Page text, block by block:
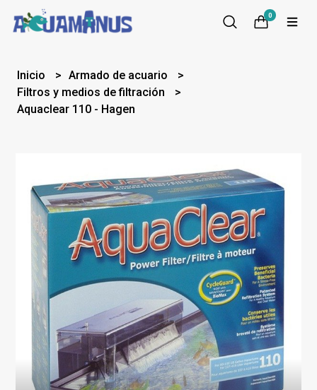
0
Inicio
Armado de acuario
Filtros y medios de filtración
Aquaclear 110 - Hagen